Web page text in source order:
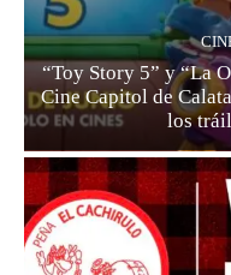
“Toy Story 5” y “La
Cine Capitol de
los